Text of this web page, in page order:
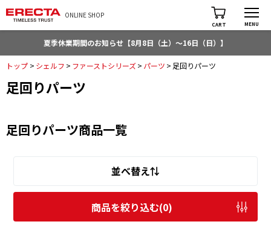
ONLINE SHOP
CART MENU
夏季休業期間のお知らせ【8月8日（土）～16日（日）】
トップ > シェルフ > ファーストシリーズ> パーツ > 足回りパーツ
足回りパーツ
足回りパーツ商品一覧
並べ替え⇅
商品を絞り込む(0)